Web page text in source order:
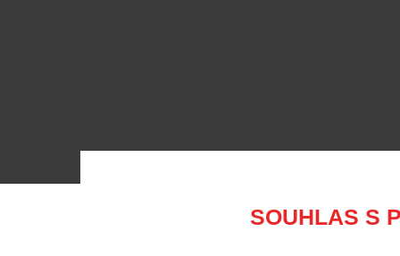
SOUHLAS S